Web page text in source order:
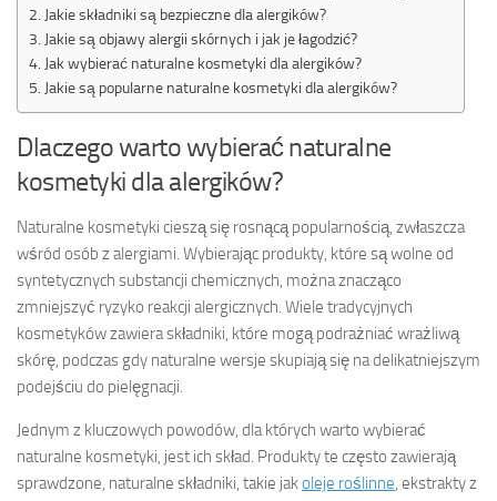
Jakie składniki są bezpieczne dla alergików?
Jakie są objawy alergii skórnych i jak je łagodzić?
Jak wybierać naturalne kosmetyki dla alergików?
Jakie są popularne naturalne kosmetyki dla alergików?
Dlaczego warto wybierać naturalne
kosmetyki dla alergików?
Naturalne kosmetyki cieszą się rosnącą popularnością, zwłaszcza
wśród osób z alergiami. Wybierając produkty, które są wolne od
syntetycznych substancji chemicznych, można znacząco
zmniejszyć ryzyko reakcji alergicznych. Wiele tradycyjnych
kosmetyków zawiera składniki, które mogą podrażniać wrażliwą
skórę, podczas gdy naturalne wersje skupiają się na delikatniejszym
podejściu do pielęgnacji.
Jednym z kluczowych powodów, dla których warto wybierać
naturalne kosmetyki, jest ich skład. Produkty te często zawierają
sprawdzone, naturalne składniki, takie jakoleje roślinne, ekstrakty z